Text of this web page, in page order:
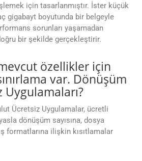
için tasarlanmıştır. İster küçük
gigabayt boyutunda bir belgeyle
sorunları yaşamadan
bir şekilde gerçekleştirir.
özellikler için
var. Dönüşüm
Ücretsiz Uygulamalar, ücretli
dönüşüm sayısına, dosya
formatlarına ilişkin kısıtlamalar